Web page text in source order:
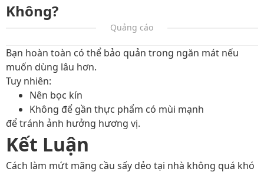
Không?
Quảng cáo
Bạn hoàn toàn có thể bảo quản trong ngăn mát nếu
muốn dùng lâu hơn.
Tuy nhiên:
Nên bọc kín
Không để gần thực phẩm có mùi mạnh
để tránh ảnh hưởng hương vị.
Kết Luận
Cách làm mứt mãng cầu sấy dẻo tại nhà không quá khó